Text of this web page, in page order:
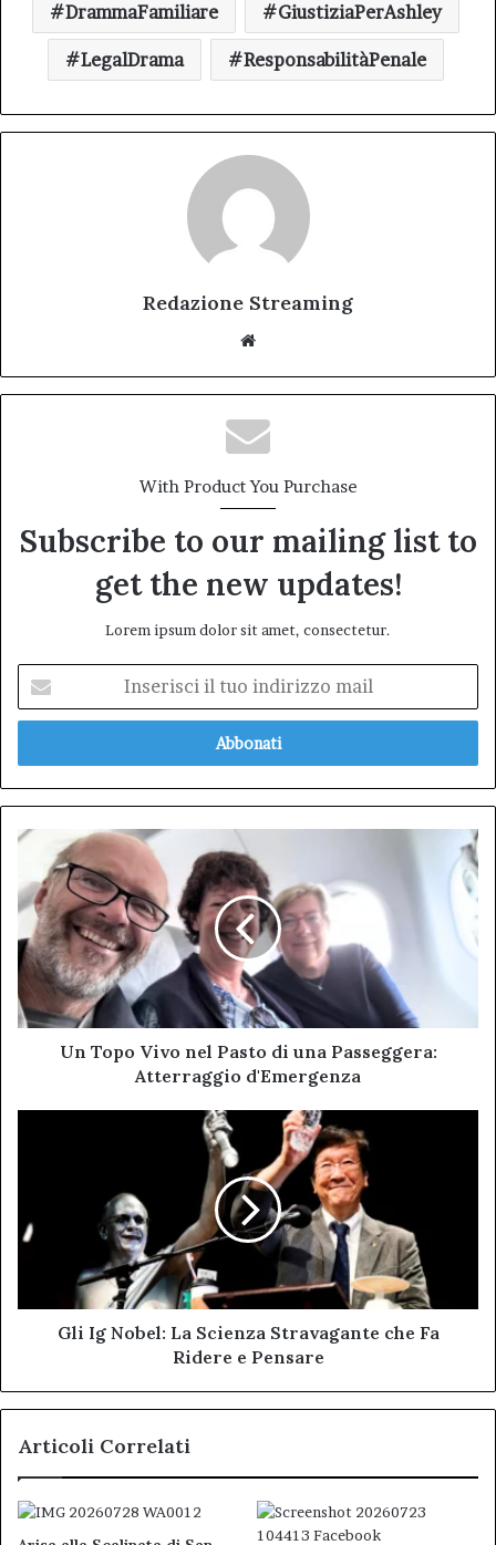
DrammaFamiliare GiustiziaPerAshley
LegalDrama ResponsabilitàPenale
Redazione Streaming
With Product You Purchase
Subscribe to our mailing list to
get the new updates!
Lorem ipsum dolor sit amet, consectetur.
tuo
mail
Un
Topo
Vivo
nel
Pasto
di
una
Passeggera:
Atterraggio
d'Emergenza
Un Topo Vivo nel Pasto di una Passeggera:
Atterraggio d'Emergenza
Stravagante
Ridere
Gli Ig Nobel: La Scienza Stravagante che Fa
Ridere e Pensare
Articoli Correlati